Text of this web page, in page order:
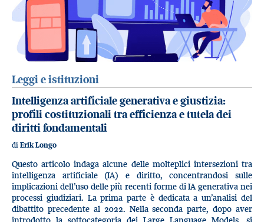
Leggi e istituzioni
Intelligenza artificiale generativa e giustizia:
profili costituzionali tra efficienza e tutela dei
diritti fondamentali
di Erik Longo
Questo articolo indaga alcune delle molteplici intersezioni tra
intelligenza artificiale (IA) e diritto, concentrandosi sulle
implicazioni dell’uso delle più recenti forme di IA generativa nei
processi giudiziari. La prima parte è dedicata a un’analisi del
dibattito precedente al 2022. Nella seconda parte, dopo aver